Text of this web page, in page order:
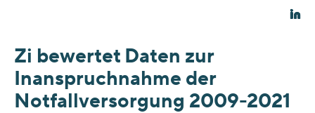
Zi bewertet Daten zur
Inanspruchnahme der
Notfallversorgung 2009-2021